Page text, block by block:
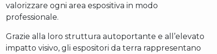
valorizzare ogni area espositiva in modo
professionale.
Grazie alla loro struttura autoportante e all’elevato
impatto visivo, gli espositori da terra rappresentano